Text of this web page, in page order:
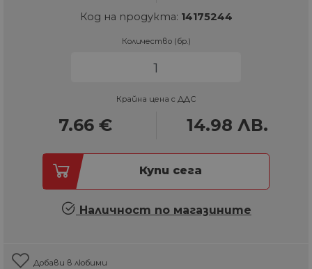
Код на продукта: 14175244
Количество (бр.)
Крайна цена с ДДС
7.66 € 14.98 ЛВ.
Купи сега
Наличност по магазините
Добави в любими